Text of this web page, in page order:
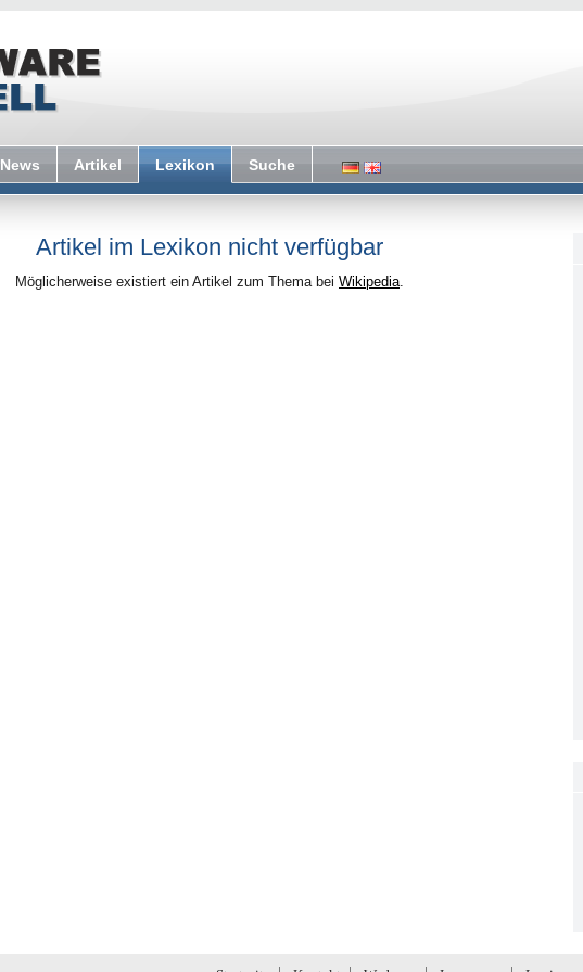
News Artikel Lexikon Suche
Artikel im Lexikon nicht verfügbar
Möglicherweise existiert ein Artikel zum Thema bei Wikipedia.